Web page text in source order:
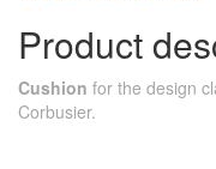
Product
Cushion for the design
Corbusier.